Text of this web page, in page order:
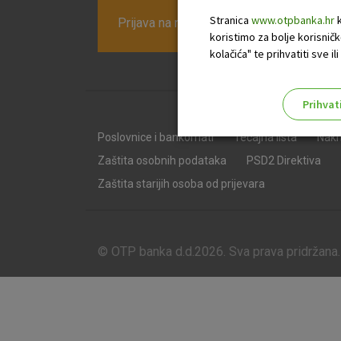
Prijava na newsletter OTP banke
Poslovnice i bankomati Tečajna lista
Zaštita osobnih podataka
PSD2 Direktiva
Zaštita starijih osoba od prijevara
© OTP banka d.d.2026. Sva prava pridržana.
Stranica www.otpbanka.hr
koristimo za bolje
kolačića" te prihvatiti sve